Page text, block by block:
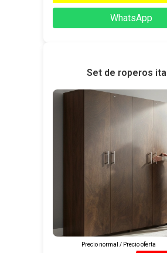
WhatsApp
Set de roperos
Precio normal / Precio oferta